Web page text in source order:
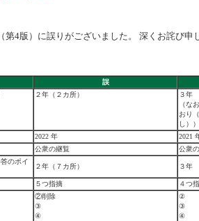
第4版）に誤りがございました。 深くお詫び
誤
２年（２カ所）
３年
（な
おり
し）
2022 年
2021
公衆の継覧
公衆
のポイ
２年（７カ所） ３年
５つ指摘
４つ
②削除
③
④
②
③
④